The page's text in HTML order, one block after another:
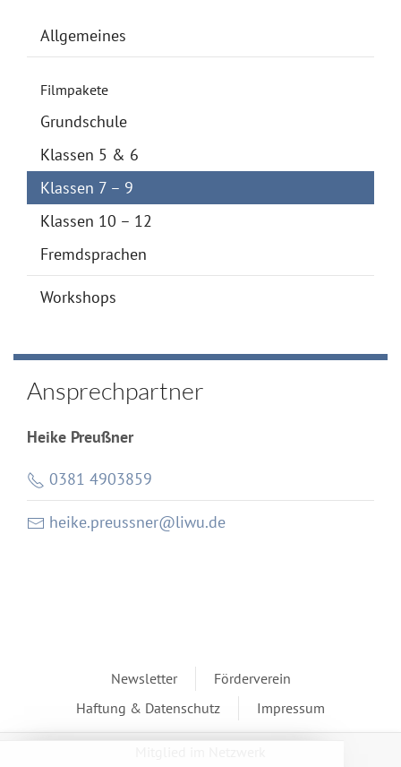
Allgemeines
Filmpakete
Grundschule
Klassen 5 & 6
Klassen 7 – 9
Klassen 10 – 12
Fremdsprachen
Workshops
Ansprechpartner
Heike Preußner
0381 4903859
heike.preussner@liwu.de
Newsletter
Förderverein
Haftung & Datenschutz
Impressum